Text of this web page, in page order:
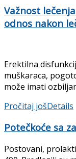
Važnost
odnos nakon
Erektilna
muškaraca,
može imati
Pročitaj jošDetails
Potečkoće sa
Postovani,